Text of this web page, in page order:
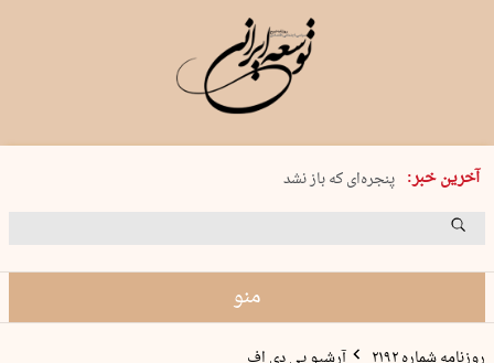
آخرین خبر:
چگونه قرارداد ۱۰۰ میلیاردی با ۱۰۰…
پنجره‌ای که باز نشد
۲۴۱ دقیقه جنون
منو